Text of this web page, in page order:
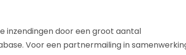
inzendingen door een groot aantal
Voor een partnermailing in